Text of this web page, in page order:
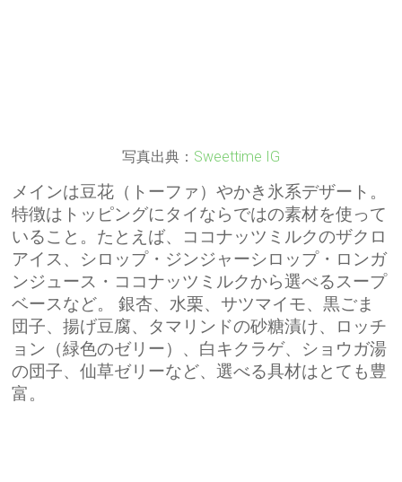
写真出典： Sweettime IG
メインは豆花（トーファ）やかき氷系デザート。
特徴はトッピングにタイならではの素材を使って
いること。たとえば、ココナッツミルクのザクロ
アイス、シロップ・ジンジャーシロップ・ロンガ
ンジュース・ココナッツミルクから選べるスープ
ベースなど。 銀杏、水栗、サツマイモ、黒ごま
団子、揚げ豆腐、タマリンドの砂糖漬け、ロッチ
ョン（緑色のゼリー）、白キクラゲ、ショウガ湯
の団子、仙草ゼリーなど、選べる具材はとても豊
富。